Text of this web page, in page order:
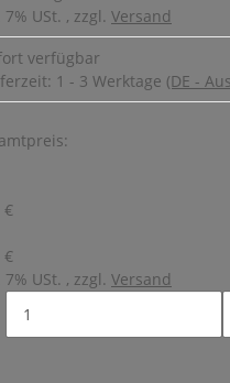
USt. , zzgl. Versand
verfügbar
1 - 3 Werktage (DE -
€
€
USt. , zzgl. Versand